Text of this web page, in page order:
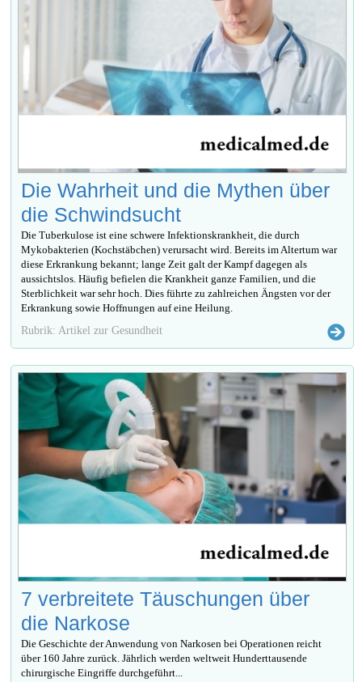
Die Wahrheit und die Mythen über
die Schwindsucht
Die Tuberkulose ist eine schwere Infektionskrankheit, die durch
Mykobakterien (Kochstäbchen) verursacht wird. Bereits im Altertum war
diese Erkrankung bekannt; lange Zeit galt der Kampf dagegen als
aussichtslos. Häufig befielen die Krankheit ganze Familien, und die
Sterblichkeit war sehr hoch. Dies führte zu zahlreichen Ängsten vor der
Erkrankung sowie Hoffnungen auf eine Heilung.
Rubrik: Artikel zur Gesundheit
7 verbreitete Täuschungen über
die Narkose
Die Geschichte der Anwendung von Narkosen bei Operationen reicht
über 160 Jahre zurück. Jährlich werden weltweit Hunderttausende
chirurgische Eingriffe durchgeführt...